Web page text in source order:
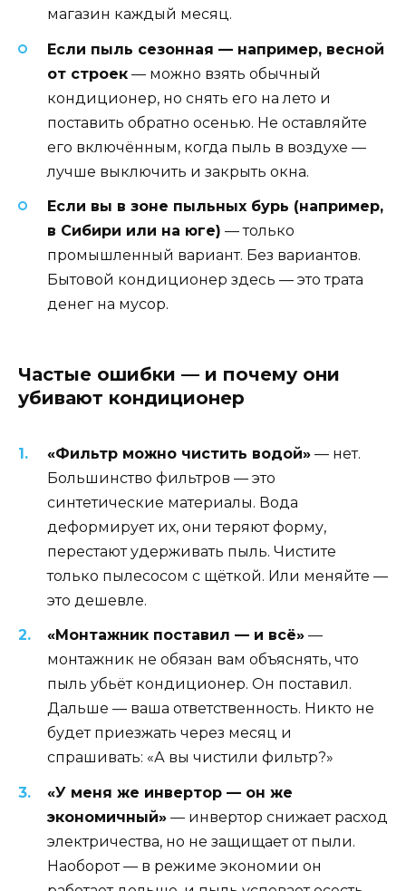
магазин каждый месяц.
Если пыль сезонная — например, весной
от строек — можно взять обычный
кондиционер, но снять его на лето и
поставить обратно осенью. Не оставляйте
его включённым, когда пыль в воздухе —
лучше выключить и закрыть окна.
Если вы в зоне пыльных бурь (например,
в Сибири или на юге) — только
промышленный вариант. Без вариантов.
Бытовой кондиционер здесь — это трата
денег на мусор.
Частые ошибки — и почему они
убивают кондиционер
«Фильтр можно чистить водой» — нет.
Большинство фильтров — это
синтетические материалы. Вода
деформирует их, они теряют форму,
перестают удерживать пыль. Чистите
только пылесосом с щёткой. Или меняйте —
это дешевле.
«Монтажник поставил — и всё» —
монтажник не обязан вам объяснять, что
пыль убьёт кондиционер. Он поставил.
Дальше — ваша ответственность. Никто не
будет приезжать через месяц и
спрашивать: «А вы чистили фильтр?»
«У меня же инвертор — он же
экономичный» — инвертор снижает расход
электричества, но не защищает от пыли.
Наоборот — в режиме экономии он